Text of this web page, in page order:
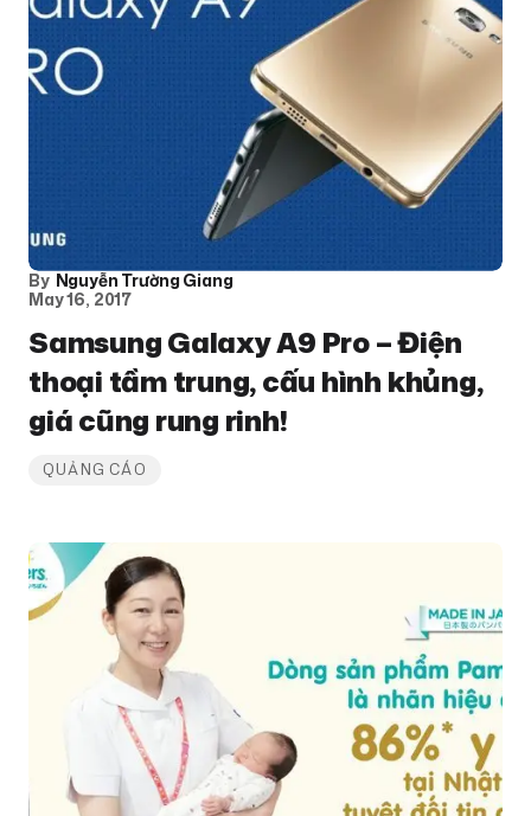
By Nguyễn Trường Giang
May 16, 2017
Samsung Galaxy A9 Pro – Điện
thoại tầm trung, cấu hình khủng,
giá cũng rung rinh!
QUẢNG CÁO